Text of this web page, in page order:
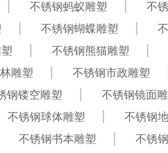
不锈钢蚂蚁雕塑 不
不锈钢蝴蝶雕塑
不锈钢熊猫雕塑
雕塑 不锈钢市政雕塑
钢镂空雕塑 不锈钢镜面
不锈钢球体雕塑 不锈钢
不锈钢书本雕塑 不锈